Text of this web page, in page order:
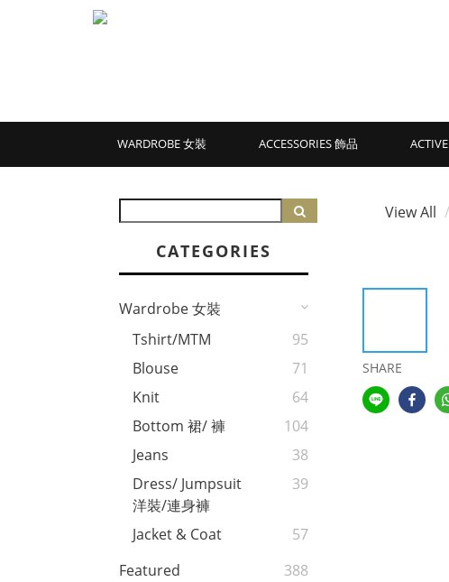
WARDROBE 女裝 ACCESSORIES 飾品 ACTIVE
CATEGORIES
Wardrobe 女裝
Tshirt/MTM
95
Blouse
71
Knit
64
Bottom 裙/ 褲
104
Jeans
38
Dress/ Jumpsuit
洋裝/連身褲
39
Jacket & Coat
57
Featured
388
View All
SHARE